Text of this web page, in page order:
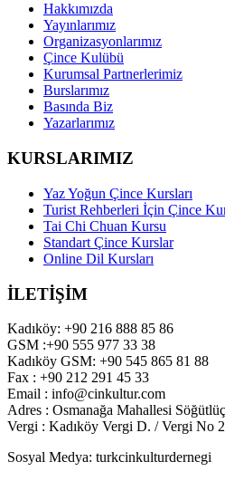
Hakkımızda
Yayınlarımız
Organizasyonlarımız
Çince Kulübü
Kurumsal Partnerlerimiz
Burslarımız
Basında Biz
Yazarlarımız
KURSLARIMIZ
Yaz Yoğun Çince Kursları
Turist Rehberleri İçin Çince
Tai Chi Chuan Kursu
Standart Çince Kurslar
Online Dil Kursları
İLETİŞİM
Kadıköy: +90 216 888 85 86
GSM :+90 555 977 33 38
Kadıköy GSM: +90 545 865 81 88
Fax : +90 212 291 45 33
Email : info@cinkultur.com
Adres : Osmanağa Mahallesi
Vergi : Kadıköy Vergi D. / Vergi No
Sosyal Medya: turkcinkulturdernegi